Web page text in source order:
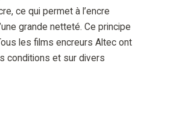
ce qui permet à l’encre
grande netteté. Ce principe
les films encreurs Altec ont
conditions et sur divers